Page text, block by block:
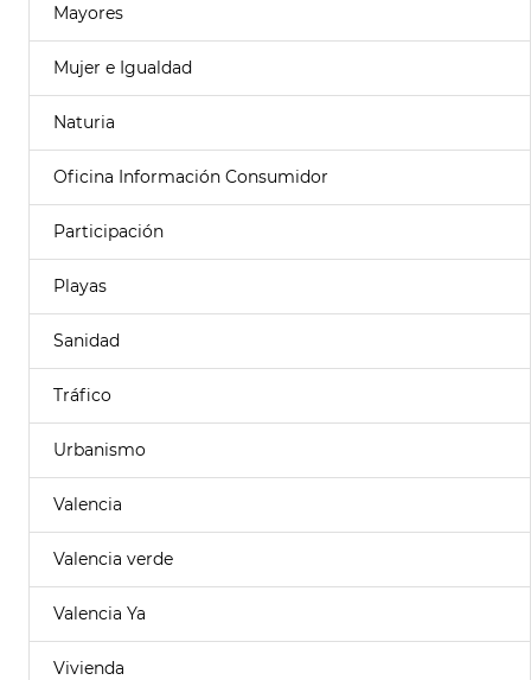
Mayores
Mujer e Igualdad
Naturia
Oficina Información Consumidor
Participación
Playas
Sanidad
Tráfico
Urbanismo
Valencia
Valencia verde
Valencia Ya
Vivienda